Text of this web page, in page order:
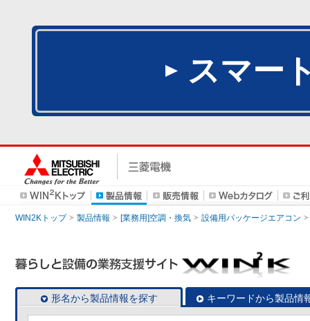
スマー
WIN2Kトップ 製品情報 [業務用]空調・換気 設備用パッケージエアコン
形名から製品情報を探す キーワードから製品情